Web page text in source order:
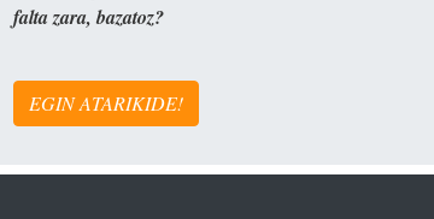
falta zara, bazatoz?
EGIN ATARIKIDE!